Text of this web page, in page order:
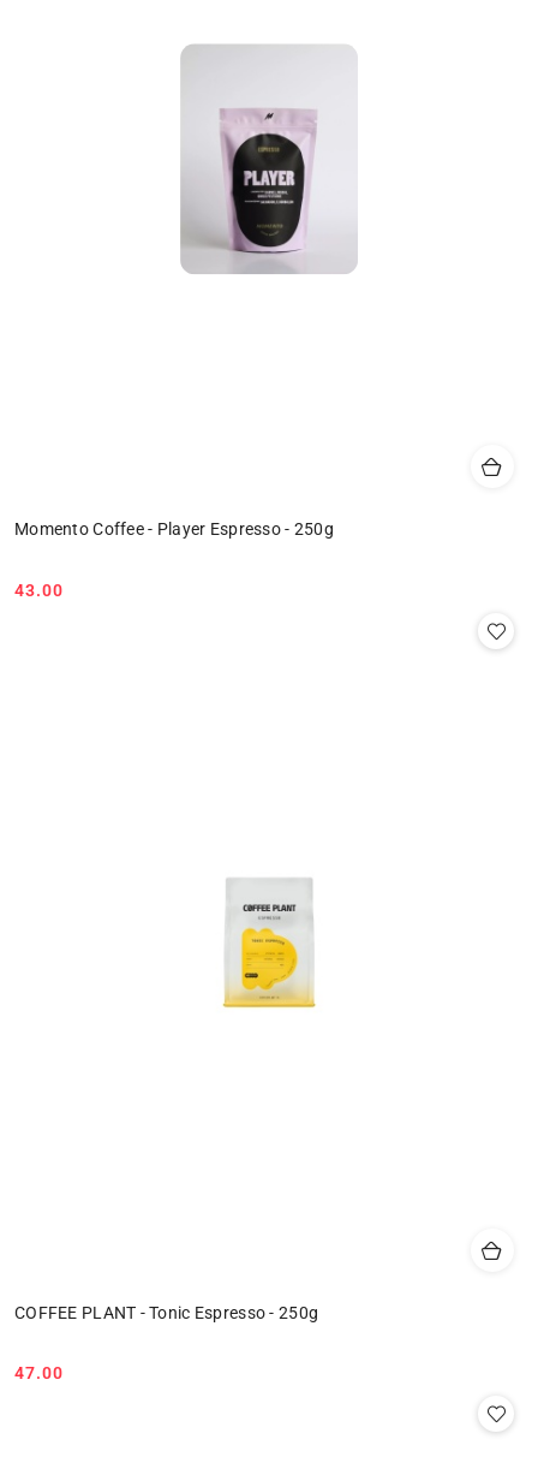
Momento Coffee - Player Espresso - 250g
Cena:
43.00
COFFEE PLANT - Tonic Espresso - 250g
Cena:
47.00